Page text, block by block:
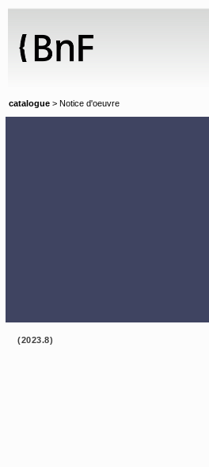
catalogue > Notice d'oeuvre
(2023.8)